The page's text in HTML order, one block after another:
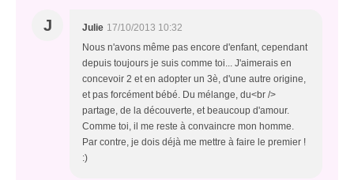
J Julie 17/10/2013 10:32
Nous n'avons même pas encore d'enfant, cependant
depuis toujours je suis comme toi... J'aimerais en
concevoir 2 et en adopter un 3è, d'une autre origine,
et pas forcément bébé. Du mélange, du<br />
partage, de la découverte, et beaucoup d'amour.
Comme toi, il me reste à convaincre mon homme.
Par contre, je dois déjà me mettre à faire le premier !
:)